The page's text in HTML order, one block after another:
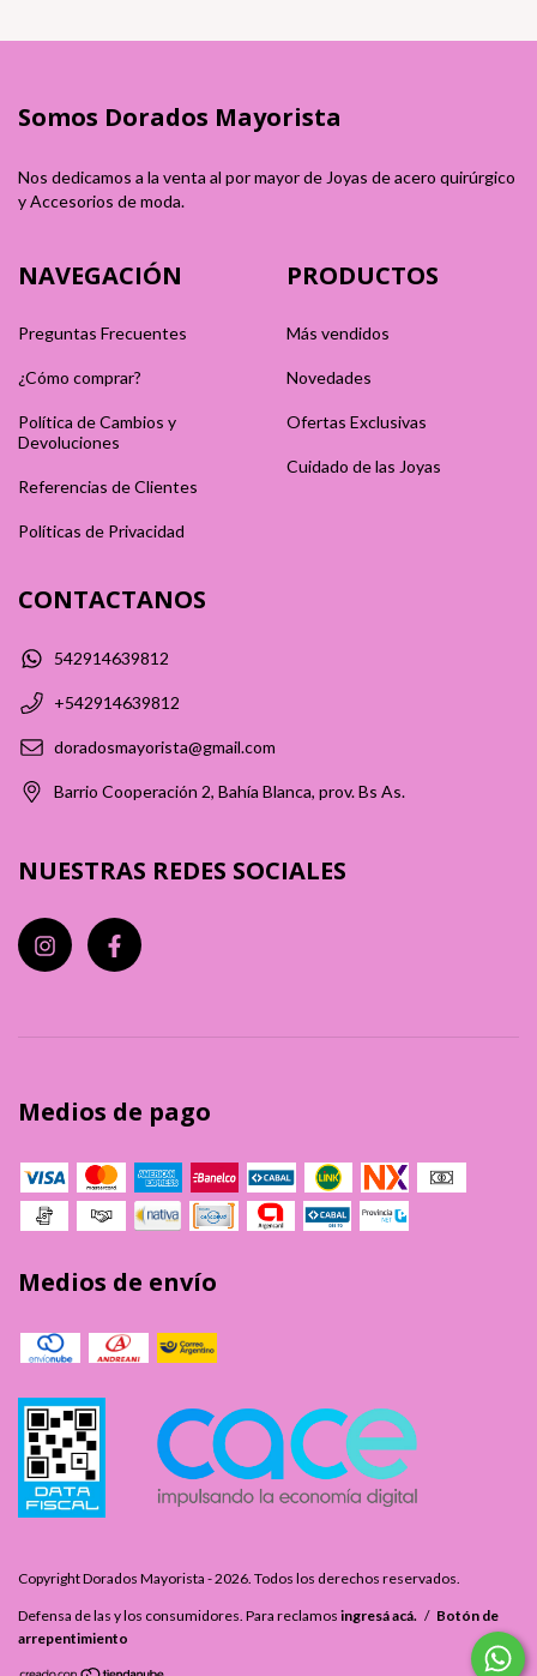
Somos Dorados Mayorista
Nos dedicamos a la venta al por mayor de Joyas de acero quirúrgico
y Accesorios de moda.
NAVEGACIÓN
Preguntas Frecuentes
¿Cómo comprar?
Política de Cambios y
Devoluciones
Referencias de Clientes
Políticas de Privacidad
PRODUCTOS
Más vendidos
Novedades
Ofertas Exclusivas
Cuidado de las Joyas
CONTACTANOS
542914639812
+542914639812
doradosmayorista@gmail.com
Barrio Cooperación 2, Bahía Blanca, prov. Bs As.
NUESTRAS REDES SOCIALES
Medios de pago
Medios de envío
Copyright Dorados Mayorista - 2026. Todos los derechos reservados.
Defensa de las y los consumidores. Para reclamos ingresá acá. / Botón de
arrepentimiento